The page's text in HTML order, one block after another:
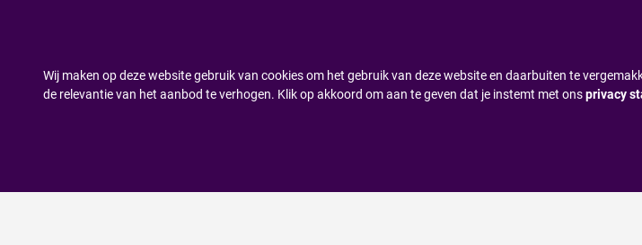
Wij maken op deze website gebruik van cookies om het gebruik van deze website en daarbuiten te
de relevantie van het aanbod te verhogen. Klik op akkoord om aan te geven dat je instemt met onsprivacy